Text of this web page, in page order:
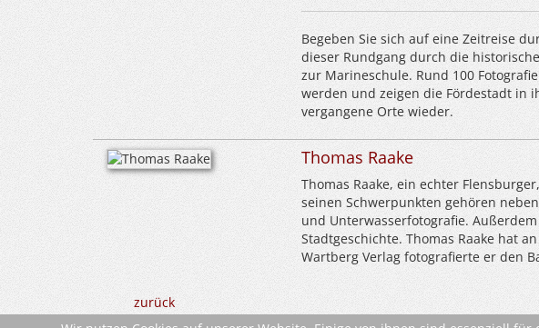
Begeben Sie sich auf eine Zeitreise
dieser Rundgang durch die
zur Marineschule. Rund 100
werden und zeigen die Fördestadt in
vergangene Orte wieder.
Thomas Raake
Thomas Raake, ein echter
seinen Schwerpunkten gehören
und Unterwasserfotografie.
Stadtgeschichte. Thomas Raake hat
Wartberg Verlag fotografierte er den
zurück